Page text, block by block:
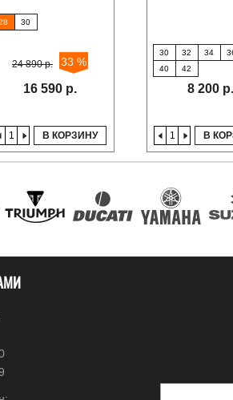
30
24 890 р. 33 %
16 590 р.
В КОРЗИНУ
30 32 34
40
42
8 200 р.
В